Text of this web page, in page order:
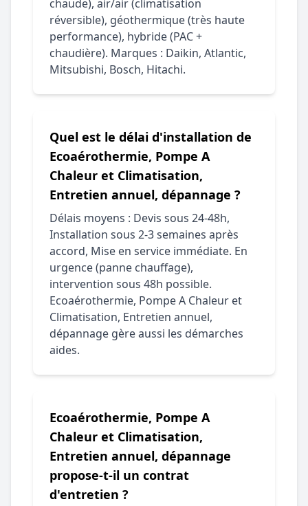
chaude), air/air (climatisation
réversible), géothermique (très haute
performance), hybride (PAC +
chaudière). Marques : Daikin, Atlantic,
Mitsubishi, Bosch, Hitachi.
Quel est le délai d'installation de
Ecoaérothermie, Pompe A
Chaleur et Climatisation,
Entretien annuel, dépannage ?
Délais moyens : Devis sous 24-48h,
Installation sous 2-3 semaines après
accord, Mise en service immédiate. En
urgence (panne chauffage),
intervention sous 48h possible.
Ecoaérothermie, Pompe A Chaleur et
Climatisation, Entretien annuel,
dépannage gère aussi les démarches
aides.
Ecoaérothermie, Pompe A
Chaleur et Climatisation,
Entretien annuel, dépannage
propose-t-il un contrat
d'entretien ?